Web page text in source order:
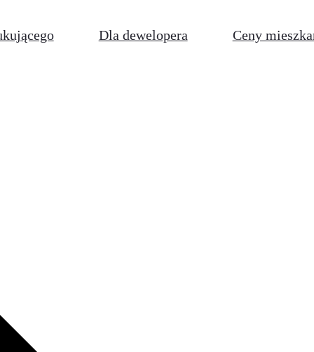
Dla dewelopera Ceny